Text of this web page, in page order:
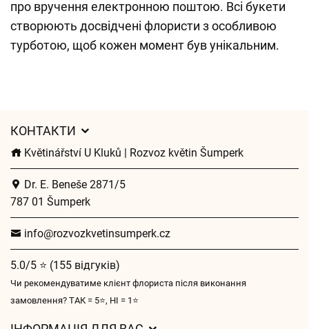
про вручення електронною поштою. Всі букети
створюють досвідчені флористи з особливою
турботою, щоб кожен момент був унікальним.
КОНТАКТИ
Květinářství U Kluků | Rozvoz květin Šumperk
Dr. E. Beneše 2871/5
787 01 Šumperk
info@rozvozkvetinsumperk.cz
5.0/5 ⭐ (155 відгуків)
Чи рекомендуватиме клієнт флориста після виконання
замовлення? ТАК = 5⭐, НІ = 1⭐